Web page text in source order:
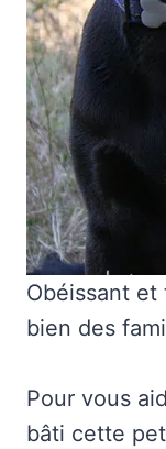
Obéissant
bien des
Pour vous
bâti cette